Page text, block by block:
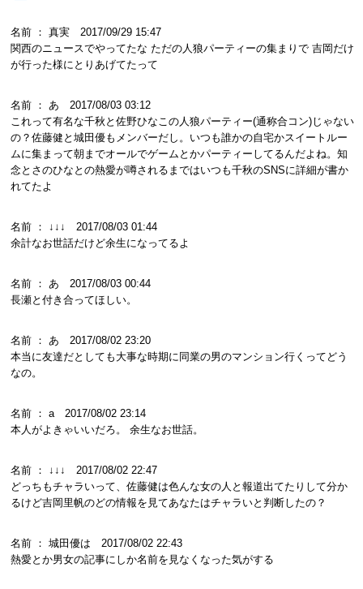
名前 ： 真実 2017/09/29 15:47
関西のニュースでやってたな ただの人狼パーティーの集まりで 吉岡だけ
が行った様にとりあげてたって
名前 ： あ 2017/08/03 03:12
これって有名な千秋と佐野ひなこの人狼パーティー(通称合コン)じゃない
の？佐藤健と城田優もメンバーだし。いつも誰かの自宅かスイートルー
ムに集まって朝までオールでゲームとかパーティーしてるんだよね。知
念とさのひなとの熱愛が噂されるまではいつも千秋のSNSに詳細が書か
れてたよ
名前 ： ↓↓↓ 2017/08/03 01:44
余計なお世話だけど余生になってるよ
名前 ： あ 2017/08/03 00:44
長瀬と付き合ってほしい。
名前 ： あ 2017/08/02 23:20
本当に友達だとしても大事な時期に同業の男のマンション行くってどう
なの。
名前 ： a 2017/08/02 23:14
本人がよきゃいいだろ。 余生なお世話。
名前 ： ↓↓↓ 2017/08/02 22:47
どっちもチャラいって、佐藤健は色んな女の人と報道出てたりして分か
るけど吉岡里帆のどの情報を見てあなたはチャラいと判断したの？
名前 ： 城田優は 2017/08/02 22:43
熱愛とか男女の記事にしか名前を見なくなった気がする